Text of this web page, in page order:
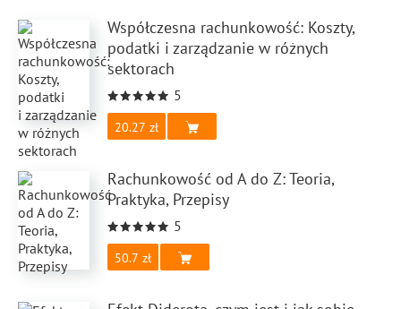
Współczesna rachunkowość: Koszty,
podatki i zarządzanie w różnych
sektorach
5
20.27
Rachunkowość od A do Z: Teoria,
Praktyka, Przepisy
5
50.7